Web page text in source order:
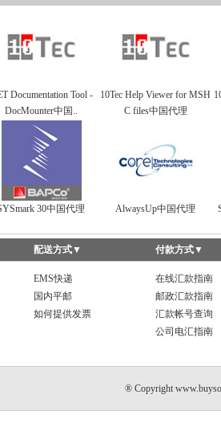
Documentation Tool -
DocMounter中国..
10Tec Help Viewer for MSH
C files中国代理
30中国代理 AlwaysUp中国代理
配送方式▼ 付款方式▼
EMS快递
在线汇款指南
国内平邮
邮政汇款指南
如何提供发票
汇款帐号查询
公司电汇指南
® Copyright